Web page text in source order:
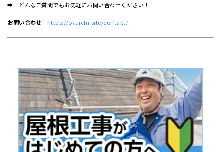
➡ どんなご質問でもお気軽にお問い合わせください！
お問い合わせ https://okuichi.site/contact/